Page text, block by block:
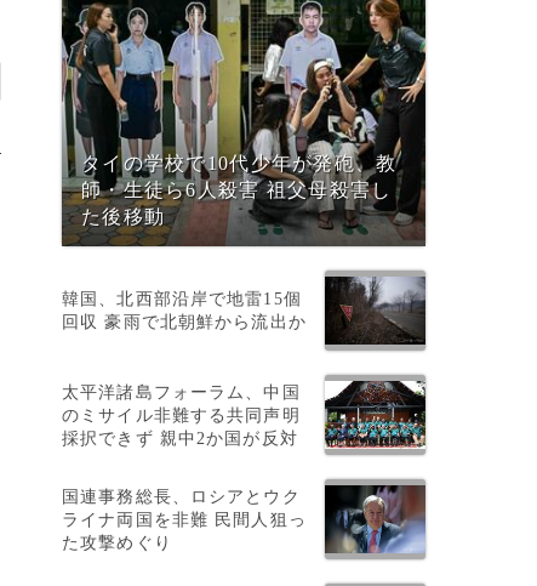
タイの学校で10代少年が発砲、教
師・生徒ら6人殺害 祖父母殺害し
た後移動
韓国、北西部沿岸で地雷15個
回収 豪雨で北朝鮮から流出か
太平洋諸島フォーラム、中国
のミサイル非難する共同声明
採択できず 親中2か国が反対
国連事務総長、ロシアとウク
ライナ両国を非難 民間人狙っ
た攻撃めぐり